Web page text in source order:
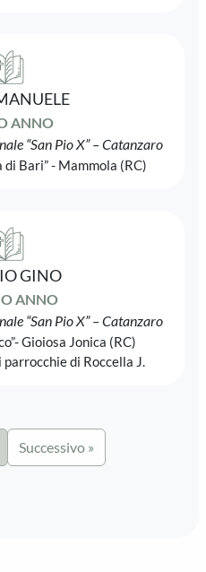
ANNO
“San Pio X” – Catanzaro
di Bari” - Mammola (RC)
GINO
ANNO
“San Pio X” – Catanzaro
Gioiosa Jonica (RC)
di Roccella J.
Successivo »